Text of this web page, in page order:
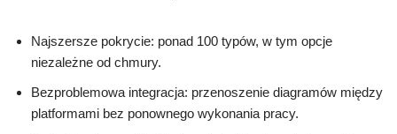
Najszersze pokrycie: ponad 100 typów, w tym opcje
niezależne od chmury.
Bezproblemowa integracja: przenoszenie diagramów między
platformami bez ponownego wykonania pracy.